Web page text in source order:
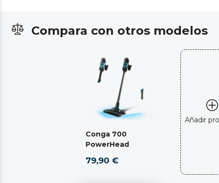
Compara con otros modelos
Conga 700
PowerHead
79,90 €
Añadir